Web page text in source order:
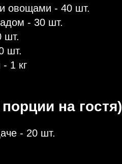
овощами - 40 шт.
- 30 шт.
шт.
шт.
1 кг
на гостя)
- 20 шт.